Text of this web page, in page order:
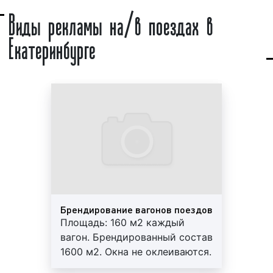
Реклама в поездах в Екатеринбурге получила
широкое распространение с начала 90-х годов,
когда до 70% поездов отправлялись в путь с
рекламой на борту. В настоящее время реклама в
и эффективных видов транзитной рекламы как в
Реклама на подголовниках в поездах на фото выше
Виды рекламы на/в поездах в
Екатеринбурге
Брендирование вагонов поездов
Площадь: 160 м2 каждый
вагон. Брендированный состав
1600 м2. Окна не оклеиваются.